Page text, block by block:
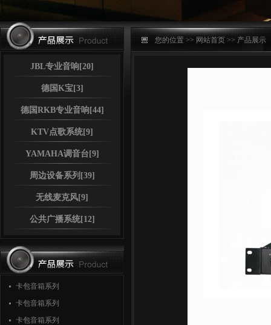
JBL专业音响[20]
德国K宝[3]
德国RKB专业音响[44]
KTV点歌系统[9]
YAMAHA调音台[9]
周边设备系列[39]
无线麦克风[9]
公共广播系统[12]
卡包音箱系列
卡包音箱系列
卡包音箱系列
您的位置 >> 网站首页 >> 产品展示